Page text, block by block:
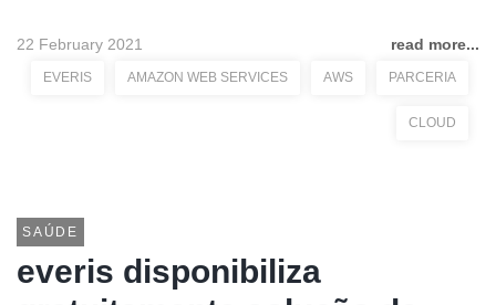
22 February 2021 read more...
EVERIS AMAZON WEB SERVICES AWS PARCERIA
CLOUD
SAÚDE
everis disponibiliza